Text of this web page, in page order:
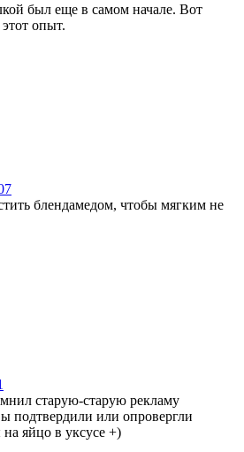
был еще в самом начале. Вот
этот опыт.
блендамедом, чтобы мягким не
старую-старую рекламу
подтвердили или опровергли
на яйцо в уксусе +)